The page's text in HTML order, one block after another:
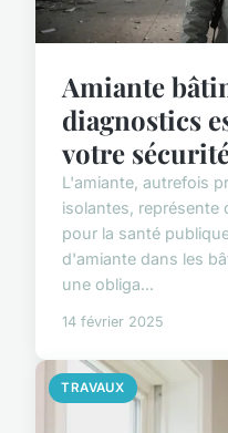
Amiante
diagnostics
votre
L'amiante, autrefois
isolantes, représente
pour la santé
d'amiante dans les
une obliga...
14 février 2025
TRAVAUX